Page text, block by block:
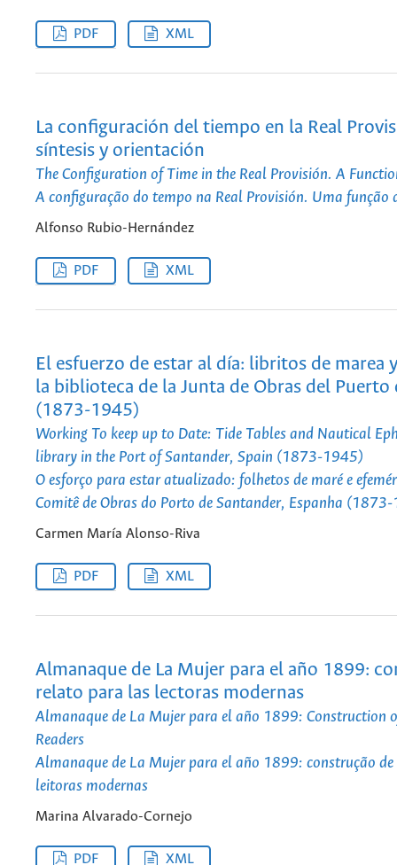
PDF XML
La configuración del tiempo en la Real
síntesis y orientación
The Configuration of Time in the Real Provisión. A
A configuração do tempo na Real Provisión. Uma função
Alfonso Rubio-Hernández
PDF XML
El esfuerzo de estar al día: libritos de marea
la biblioteca de la Junta de Obras del Puerto
(1873-1945)
Working To keep up to Date: Tide Tables and Nautical
library in the Port of Santander, Spain (1873-1945)
O esforço para estar atualizado: folhetos de maré e
Comitê de Obras do Porto de Santander, Espanha
Carmen María Alonso-Riva
PDF XML
Almanaque de La Mujer para el año 1899:
relato para las lectoras modernas
Almanaque de La Mujer para el año 1899: Construction
Readers
Almanaque de La Mujer para el año 1899: construção
leitoras modernas
Marina Alvarado-Cornejo
PDF XML